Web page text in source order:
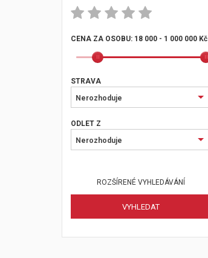
CENA ZA OSOBU: 18 000 - 1 000 000 Kč
STRAVA
Nerozhoduje
ODLET Z
Nerozhoduje
ROZŠÍRENÉ VYHLEDÁVÁNÍ